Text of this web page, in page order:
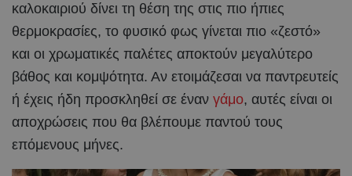
καλοκαιριού δίνει τη θέση της στις πιο ήπιες
θερμοκρασίες, το φυσικό φως γίνεται πιο «ζεστό»
και οι χρωματικές παλέτες αποκτούν μεγαλύτερο
βάθος και κομψότητα. Αν ετοιμάζεσαι να παντρευτείς
ή έχεις ήδη προσκληθεί σε έναν γάμο, αυτές είναι οι
αποχρώσεις που θα βλέπουμε παντού τους
επόμενους μήνες.